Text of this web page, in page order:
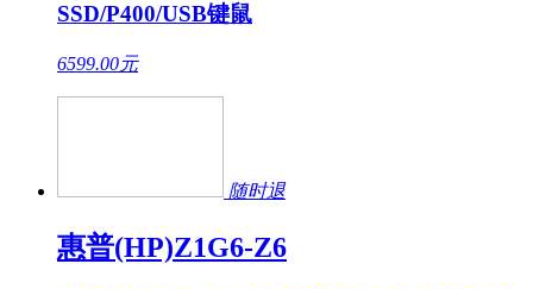
SSD/P400/USB键鼠
6599.00元
随时退
惠普(HP)Z1G6-Z6